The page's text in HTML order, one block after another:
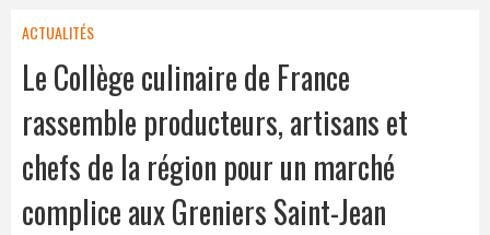
ACTUALITÉS
Le Collège culinaire de France
rassemble producteurs, artisans et
chefs de la région pour un marché
complice aux Greniers Saint-Jean